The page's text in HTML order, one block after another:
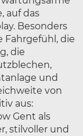
auf das
Besonders
Fahrgefühl, die
die
und
von
aus:
Gent als
stilvoller und